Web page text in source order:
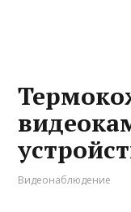
Видеонаблюдение